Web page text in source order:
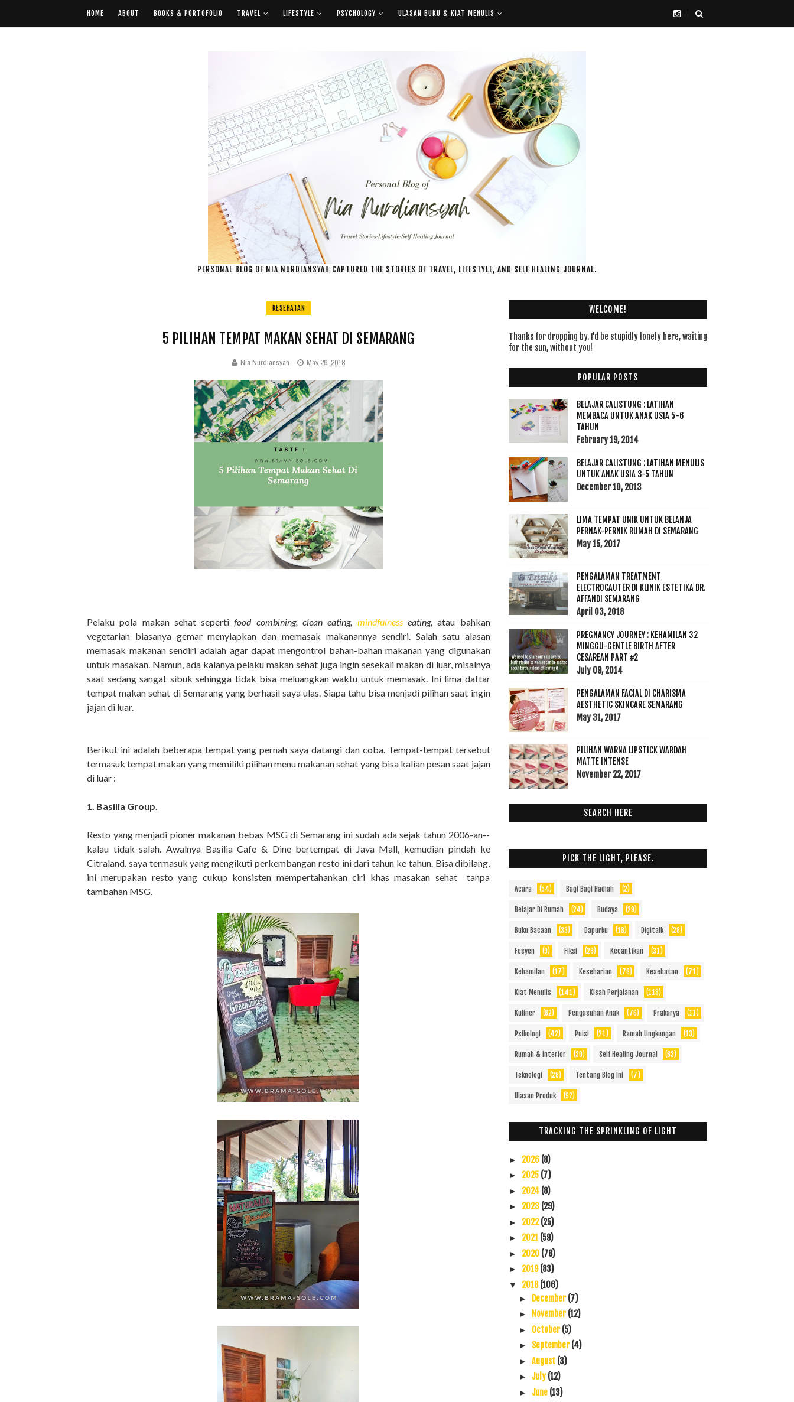
HOME ABOUT BOOKS & PORTOFOLIO TRAVEL LIFESTYLE PSYCHOLOGY ULASAN BUKU & KIAT MENULIS
PERSONAL BLOG OF NIA NURDIANSYAH CAPTURED THE STORIES OF TRAVEL, LIFESTYLE, AND SELF HEALING JOURNAL.
KESEHATAN
5 PILIHAN TEMPAT MAKAN SEHAT DI SEMARANG
Nia Nurdiansyah May 29, 2018
Pelaku pola makan sehat sepertifood combining, clean eating, mindfulnesseating, atau bahkan
vegetarian biasanya gemar menyiapkan dan memasak makanannya sendiri. Salah satu alasan
memasak makanan sendiri adalah agar dapat mengontrol bahan-bahan makanan yang digunakan
untuk masakan. Namun, ada kalanya pelaku makan sehat juga ingin sesekali makan di luar, misalnya
saat sedang sangat sibuk sehingga tidak bisa meluangkan waktu untuk memasak. Ini lima daftar
tempat makan sehat di Semarang yang berhasil saya ulas. Siapa tahu bisa menjadi pilihan saat ingin
jajan di luar.
Berikut ini adalah beberapa tempat yang pernah saya datangi dan coba. Tempat-tempat tersebut
termasuk tempat makan yang memiliki pilihan menu makanan sehat yang bisa kalian pesan saat jajan
di luar :
1. Basilia Group.
Resto yang menjadi pioner makanan bebas MSG di Semarang ini sudah ada sejak tahun 2006-an--
kalau tidak salah. Awalnya Basilia Cafe & Dine bertempat di Java Mall, kemudian pindah ke
Citraland. saya termasuk yang mengikuti perkembangan resto ini dari tahun ke tahun. Bisa dibilang,
ini merupakan resto yang cukup konsisten mempertahankan ciri khas masakan sehat tanpa
tambahan MSG.
WELCOME!
Thanks for dropping by. I'd be stupidly lonely here, waiting
for the sun, without you!
POPULAR POSTS
BELAJAR CALISTUNG : LATIHAN
MEMBACA UNTUK ANAK USIA 5-6
TAHUN
February 19, 2014
BELAJAR CALISTUNG : LATIHAN MENULIS
UNTUK ANAK USIA 3-5 TAHUN
December 10, 2013
LIMA TEMPAT UNIK UNTUK BELANJA
PERNAK-PERNIK RUMAH DI SEMARANG
May 15, 2017
PENGALAMAN TREATMENT
ELECTROCAUTER DI KLINIK ESTETIKA DR.
AFFANDI SEMARANG
April 03, 2018
PREGNANCY JOURNEY : KEHAMILAN 32
MINGGU-GENTLE BIRTH AFTER
CESAREAN PART #2
July 09, 2014
PENGALAMAN FACIAL DI CHARISMA
AESTHETIC SKINCARE SEMARANG
May 31, 2017
PILIHAN WARNA LIPSTICK WARDAH
MATTE INTENSE
November 22, 2017
SEARCH HERE
PICK THE LIGHT, PLEASE.
Acara (54) Bagi Bagi Hadiah (2)
Belajar Di Rumah (24) Budaya (29)
Buku Bacaan (33) Dapurku (18) Digitalk (28)
Fesyen (9) Fiksi (28) Kecantikan (31)
Kehamilan (17) Keseharian (78) Kesehatan (71)
Kiat Menulis (141) Kisah Perjalanan (118)
Kuliner (82) Pengasuhan Anak (76) Prakarya (11)
Psikologi (42) Puisi (21) Ramah Lingkungan (13)
Rumah & Interior (30) Self Healing Journal (63)
Teknologi (28) Tentang Blog Ini (7)
Ulasan Produk (92)
TRACKING THE SPRINKLING OF LIGHT
► 2026 (8)
► 2025 (7)
► 2024 (8)
► 2023 (29)
► 2022(25)
► 2021 (59)
► 2020 (78)
► 2019(83)
▼ 2018(106)
► December(7)
► November(12)
► October(5)
► September(4)
► August (3)
► July (12)
► June (13)